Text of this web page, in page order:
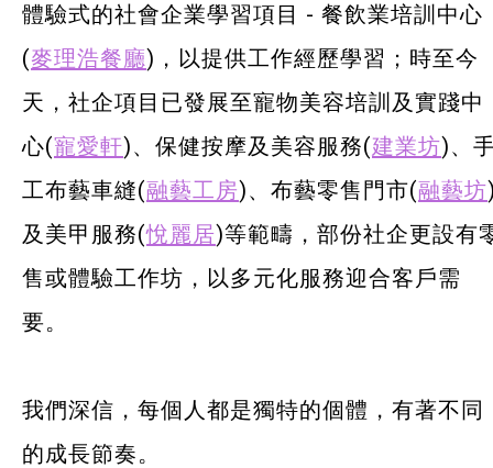
體驗式的社會企業學習項目 - 餐飲業培訓中心
(麥理浩餐廳)，以提供工作經歷學習；時至今
天，社企項目已發展至寵物美容培訓及實踐中
心(寵愛軒)、保健按摩及美容服務(建業坊)、
工布藝車縫(融藝工房)、布藝零售門市(融藝坊
及美甲服務(悅麗居)等範疇，部份社企更設有
售或體驗工作坊，以多元化服務迎合客戶需
要。
我們深信，每個人都是獨特的個體，有著不同
的成長節奏。